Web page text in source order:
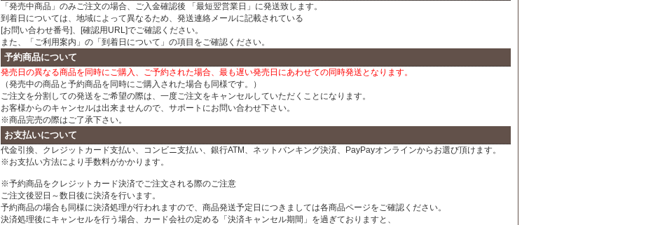
「発売中商品」のみご注文の場合、ご入金確認後 「最短翌営業日」に発送致します。
到着日については、地域によって異なるため、発送連絡メールに記載されている
[お問い合わせ番号]、[確認用URL]でご確認ください。
また、「ご利用案内」の「到着日について」の項目をご確認ください。
予約商品について
発売日の異なる商品を同時にご購入、ご予約された場合、最も遅い発売日にあわせての同時発送となります。
（発売中の商品と予約商品を同時にご購入された場合も同様です。）
ご注文を分割しての発送をご希望の際は、一度ご注文をキャンセルしていただくことになります。
お客様からのキャンセルは出来ませんので、サポートにお問い合わせ下さい。
※商品完売の際はご了承下さい。
お支払いについて
代金引換、クレジットカード支払い、コンビニ支払い、銀行ATM、ネットバンキング決済、PayPayオンラインからお選び頂けます。
※お支払い方法により手数料がかかります。
※予約商品をクレジットカード決済でご注文される際のご注意
ご注文後翌日～数日後に決済を行います。
予約商品の場合も同様に決済処理が行われますので、商品発送予定日につきましては各商品ページをご確認ください。
決済処理後にキャンセルを行う場合、カード会社の定める「決済キャンセル期間」を過ぎておりますと、